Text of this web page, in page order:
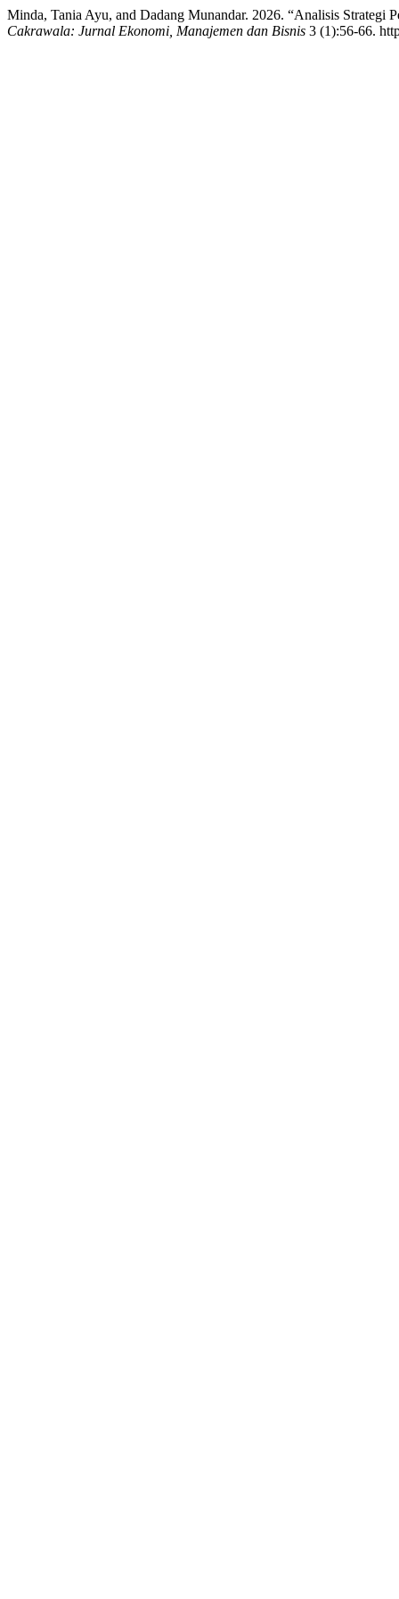
Minda, Tania Ayu, and Dadang Munandar. 2026. “Analisis Strategi
Cakrawala: Jurnal Ekonomi, Manajemen dan Bisnis 3 (1):56-66.